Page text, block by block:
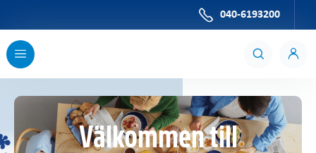
Skip to Main Content
040-6193200
Välkommen till